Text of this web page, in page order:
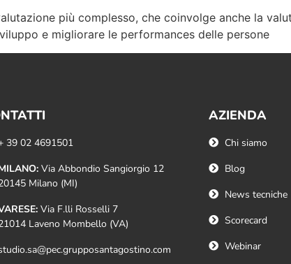
più complesso, che coinvolge anche la
e migliorare le performances delle persone
39 02 4691501
Via Abbondio Sangiorgio 12
Milano (MI)
Via F.lli Rosselli 7
Laveno Mombello (VA)
AZIENDA
Chi siamo
Blog
News tecniche
Scorecard
Webinar